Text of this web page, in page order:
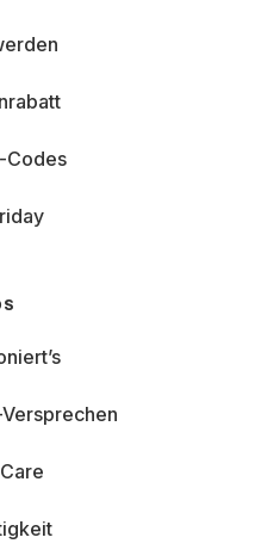
Codes